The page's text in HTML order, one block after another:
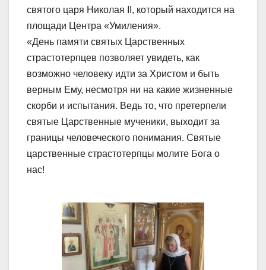
святого царя Николая II, который находится на
площади Центра «Умиления».
«День памяти святых Царственных
страстотерпцев позволяет увидеть, как
возможно человеку идти за Христом и быть
верным Ему, несмотря ни на какие жизненные
скорби и испытания. Ведь то, что претерпели
святые Царственные мученики, выходит за
границы человеческого понимания. Святые
царственные страстотерпцы молите Бога о
нас!